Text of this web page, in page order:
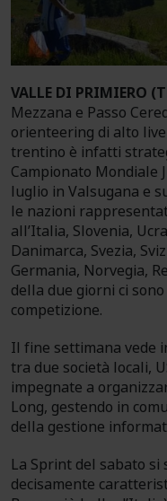
VALLE DI PRIMIERO
Mezzana e Passo
orienteering di alto
trentino è infatti
Campionato Mondiale
luglio in Valsugana e
le nazioni
all’Italia, Slovenia,
Danimarca, Svezia,
Germania, Norvegia,
della due giorni ci
competizione.
Il fine settimana vede
tra due società locali,
impegnate a
Long, gestendo in
della gestione
La Sprint del sabato si
decisamente